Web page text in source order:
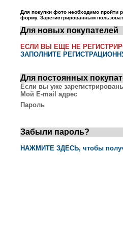
Для покупки фото необходимо
форму. Зарегистрированным
Для новых покупателей
ЕСЛИ ВЫ ЕЩЕ НЕ
ЗАПОЛНИТЕ
Для постоянных
Если вы уже
Мой E-mail адрес
Пароль
Забыли пароль?
НАЖМИТЕ ЗДЕСЬ, чтобы